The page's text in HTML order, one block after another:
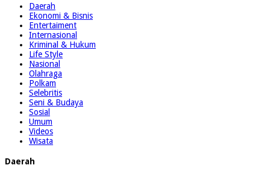
Daerah
Ekonomi & Bisnis
Entertaiment
Internasional
Kriminal & Hukum
Life Style
Nasional
Olahraga
Polkam
Selebritis
Seni & Budaya
Sosial
Umum
Videos
Wisata
Daerah